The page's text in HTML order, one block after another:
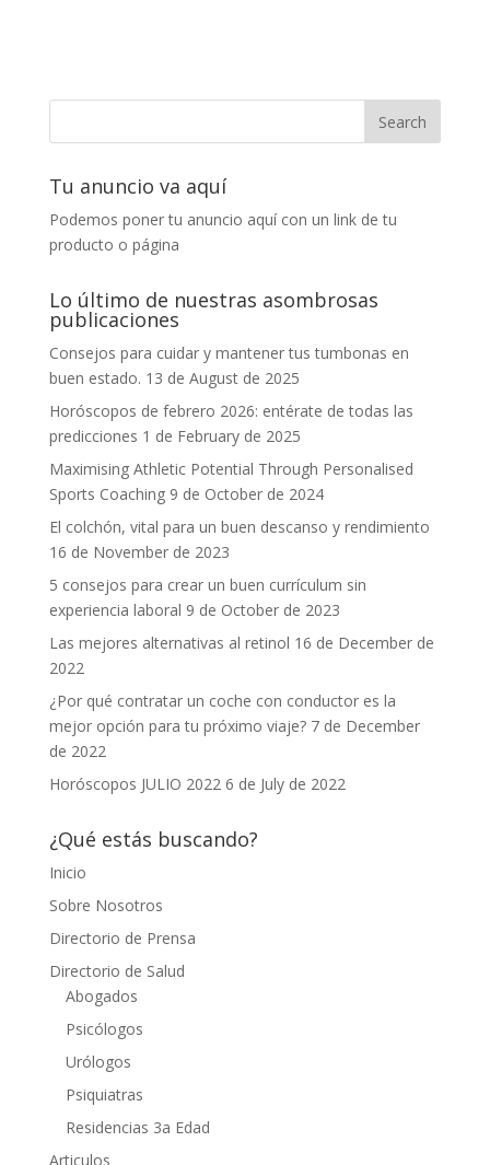
Tu anuncio va aquí
Podemos poner tu anuncio aquí con un link de tu
producto o página
Lo último de nuestras asombrosas
publicaciones
Consejos para cuidar y mantener tus tumbonas en
buen estado. 13 de August de 2025
Horóscopos de febrero 2026: entérate de todas las
predicciones 1 de February de 2025
Maximising Athletic Potential Through Personalised
Sports Coaching 9 de October de 2024
El colchón, vital para un buen descanso y rendimiento
16 de November de 2023
5 consejos para crear un buen currículum sin
experiencia laboral 9 de October de 2023
Las mejores alternativas al retinol 16 de December de
2022
¿Por qué contratar un coche con conductor es la
mejor opción para tu próximo viaje? 7 de December
de 2022
Horóscopos JULIO 2022 6 de July de 2022
¿Qué estás buscando?
Inicio
Sobre Nosotros
Directorio de Prensa
Directorio de Salud
Abogados
Psicólogos
Urólogos
Psiquiatras
Residencias 3a Edad
Articulos